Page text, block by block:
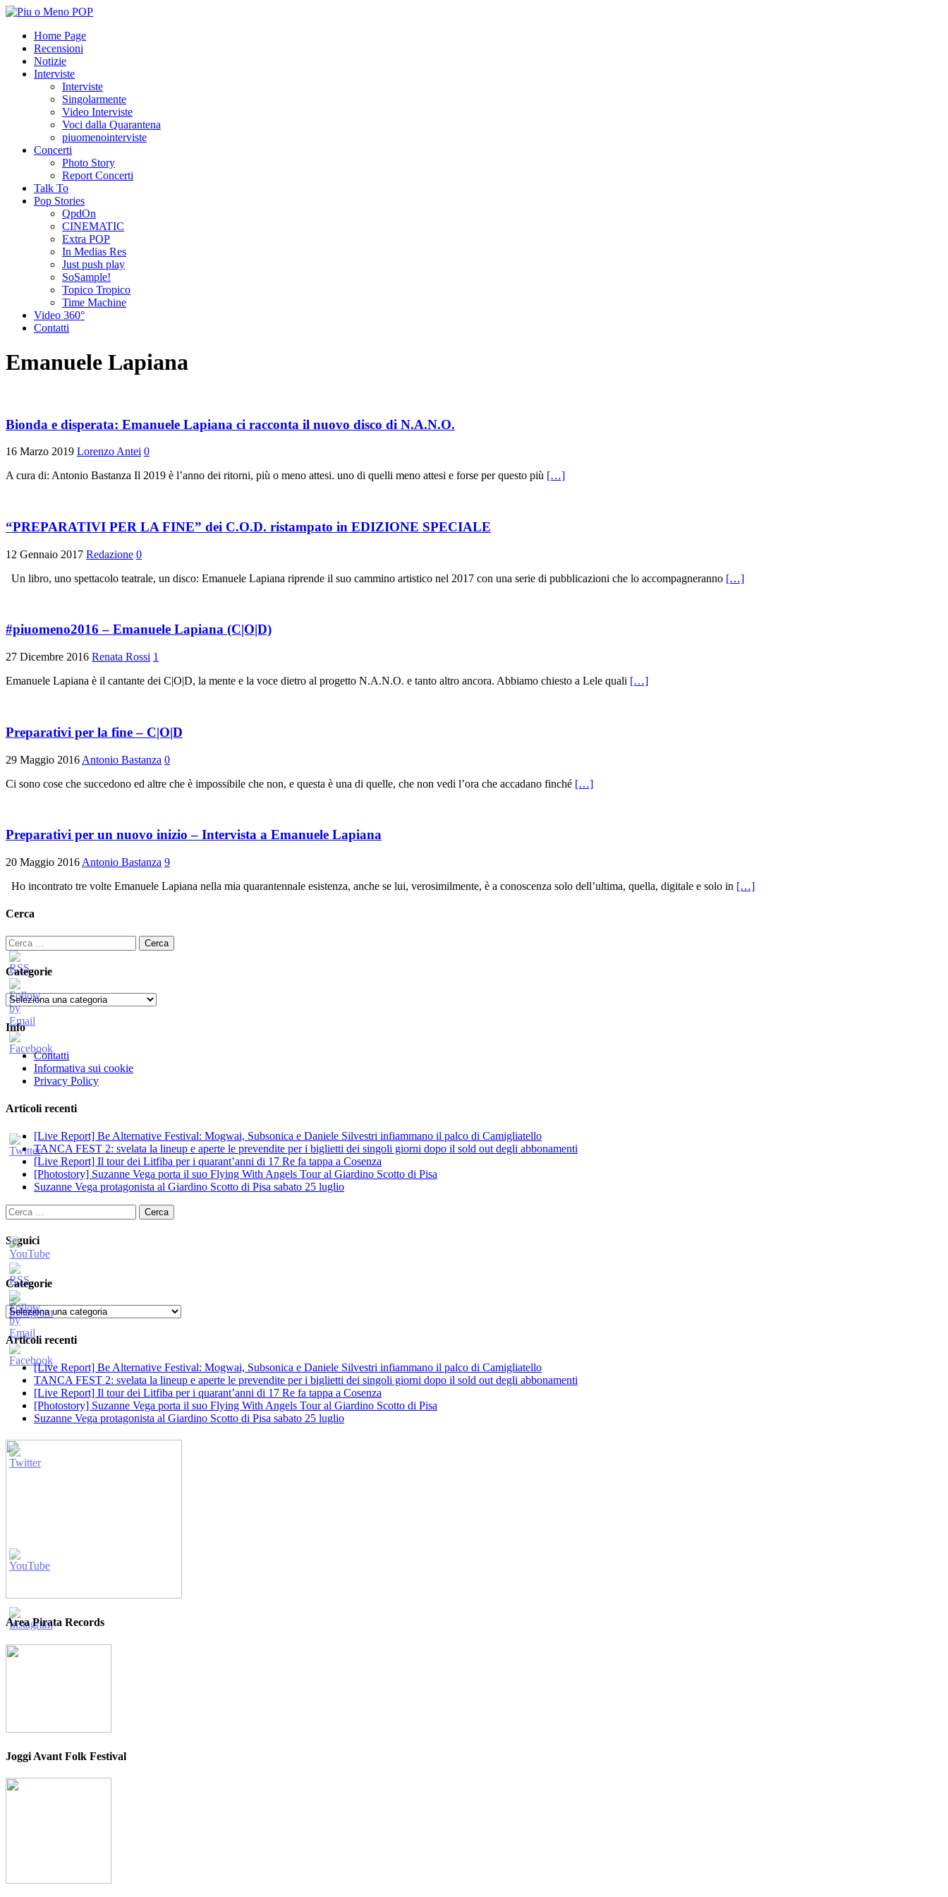
Home Page
Recensioni
Notizie
Interviste
Interviste
Singolarmente
Video Interviste
Voci dalla Quarantena
piuomenointerviste
Concerti
Photo Story
Report Concerti
Talk To
Pop Stories
QpdOn
CINEMATIC
Extra POP
In Medias Res
Just push play
SoSample!
Topico Tropico
Time Machine
Video 360°
Contatti
Emanuele Lapiana
Bionda e disperata: Emanuele Lapiana ci racconta il nuovo disco di N.A.N.O.
16 Marzo 2019 Lorenzo Antei 0
A cura di: Antonio Bastanza Il 2019 è l’anno dei ritorni, più o meno attesi. uno di quelli meno attesi e forse per questo più […]
“PREPARATIVI PER LA FINE” dei C.O.D. ristampato in EDIZIONE SPECIALE
12 Gennaio 2017 Redazione 0
Un libro, uno spettacolo teatrale, un disco: Emanuele Lapiana riprende il suo cammino artistico nel 2017 con una serie di pubblicazioni che lo accompagneranno […]
#piuomeno2016 – Emanuele Lapiana (C|O|D)
27 Dicembre 2016 Renata Rossi 1
Emanuele Lapiana è il cantante dei C|O|D, la mente e la voce dietro al progetto N.A.N.O. e tanto altro ancora. Abbiamo chiesto a Lele quali […]
Preparativi per la fine – C|O|D
29 Maggio 2016 Antonio Bastanza 0
Ci sono cose che succedono ed altre che è impossibile che non, e questa è una di quelle, che non vedi l’ora che accadano finché […]
Preparativi per un nuovo inizio – Intervista a Emanuele Lapiana
20 Maggio 2016 Antonio Bastanza 9
Ho incontrato tre volte Emanuele Lapiana nella mia quarantennale esistenza, anche se lui, verosimilmente, è a conoscenza solo dell’ultima, quella, digitale e solo in […]
Cerca
Ricerca
per:
Categorie
Categorie
Info
Contatti
Informativa sui cookie
Privacy Policy
Articoli recenti
[Live Report] Be Alternative Festival: Mogwai, Subsonica e Daniele Silvestri infiammano il palco di Camigliatello
TANCA FEST 2: svelata la lineup e aperte le prevendite per i biglietti dei singoli giorni dopo il sold out degli abbonamenti
[Live Report] Il tour dei Litfiba per i quarant’anni di 17 Re fa tappa a Cosenza
[Photostory] Suzanne Vega porta il suo Flying With Angels Tour al Giardino Scotto di Pisa
Suzanne Vega protagonista al Giardino Scotto di Pisa sabato 25 luglio
Ricerca
per:
Seguici
Categorie
Categorie
Articoli recenti
[Live Report] Be Alternative Festival: Mogwai, Subsonica e Daniele Silvestri infiammano il palco di Camigliatello
TANCA FEST 2: svelata la lineup e aperte le prevendite per i biglietti dei singoli giorni dopo il sold out degli abbonamenti
[Live Report] Il tour dei Litfiba per i quarant’anni di 17 Re fa tappa a Cosenza
[Photostory] Suzanne Vega porta il suo Flying With Angels Tour al Giardino Scotto di Pisa
Suzanne Vega protagonista al Giardino Scotto di Pisa sabato 25 luglio
Area Pirata Records
Joggi Avant Folk Festival